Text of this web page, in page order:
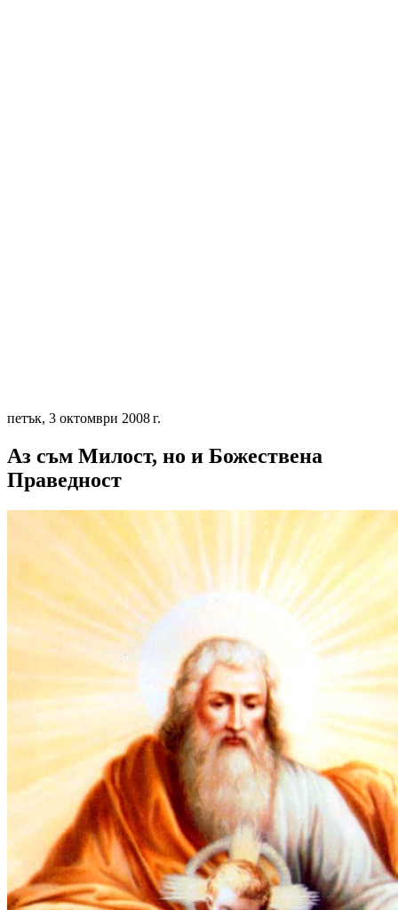
петък, 3 октомври 2008 г.
Аз съм Милост, но и Божествена
Праведност